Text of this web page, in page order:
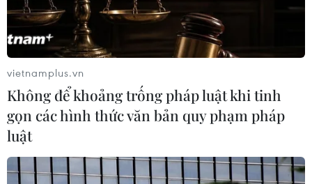
vietnamplus.vn
Không để khoảng trống pháp luật khi tinh
gọn các hình thức văn bản quy phạm pháp
luật